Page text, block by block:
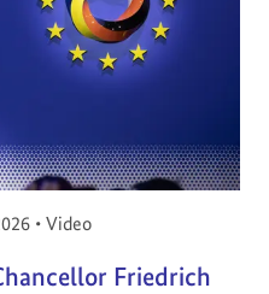
am:
• Video
Friedrich